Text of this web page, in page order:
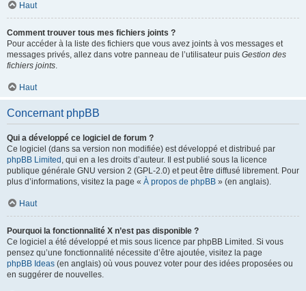
Haut
Comment trouver tous mes fichiers joints ?
Pour accéder à la liste des fichiers que vous avez joints à vos messages et
messages privés, allez dans votre panneau de l’utilisateur puis Gestion des
fichiers joints.
Haut
Concernant phpBB
Qui a développé ce logiciel de forum ?
Ce logiciel (dans sa version non modifiée) est développé et distribué par
phpBB Limited , qui en a les droits d’auteur. Il est publié sous la licence
publique générale GNU version 2 (GPL-2.0) et peut être diffusé librement. Pour
plus d’informations, visitez la page « À propos de phpBB » (en anglais).
Haut
Pourquoi la fonctionnalité X n’est pas disponible ?
Ce logiciel a été développé et mis sous licence par phpBB Limited. Si vous
pensez qu’une fonctionnalité nécessite d’être ajoutée, visitez la page
phpBB Ideas (en anglais) où vous pouvez voter pour des idées proposées ou
en suggérer de nouvelles.